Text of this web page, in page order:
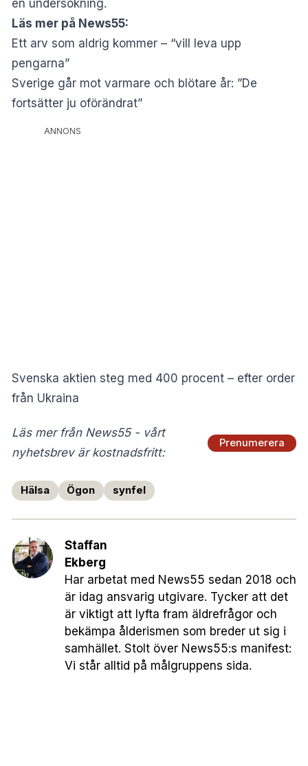
en undersökning.
Läs mer på News55:
Ett arv som aldrig kommer – “vill leva upp
pengarna”
Sverige går mot varmare och blötare år: ”De
fortsätter ju oförändrat”
ANNONS
Svenska aktien steg med 400 procent – efter order
från Ukraina
Läs mer från News55 - vårt
nyhetsbrev är kostnadsfritt:
Prenumerera
Hälsa Ögon synfel
Staffan
Ekberg
Har arbetat med News55 sedan 2018 och
är idag ansvarig utgivare. Tycker att det
är viktigt att lyfta fram äldrefrågor och
bekämpa ålderismen som breder ut sig i
samhället. Stolt över News55:s manifest:
Vi står alltid på målgruppens sida.